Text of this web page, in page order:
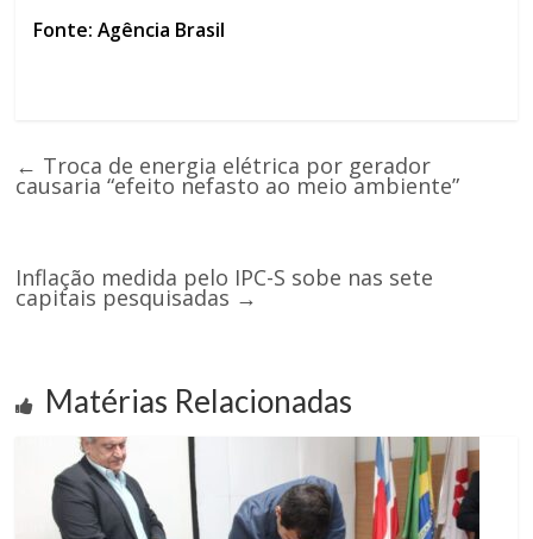
Fonte: Agência Brasil
← Troca de energia elétrica por gerador
causaria “efeito nefasto ao meio ambiente”
Inflação medida pelo IPC-S sobe nas sete
capitais pesquisadas →
Matérias Relacionadas